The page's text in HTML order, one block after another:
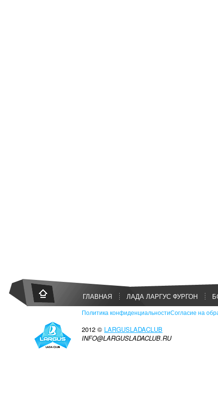
ГЛАВНАЯ ЛАДА ЛАРГУС ФУРГОН
Политика конфиденциальностиСогласие на
2012 © LARGUSLADACLUB
INFO@LARGUSLADACLUB.RU